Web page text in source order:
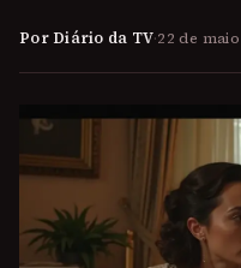
Por Diário da TV·22 de